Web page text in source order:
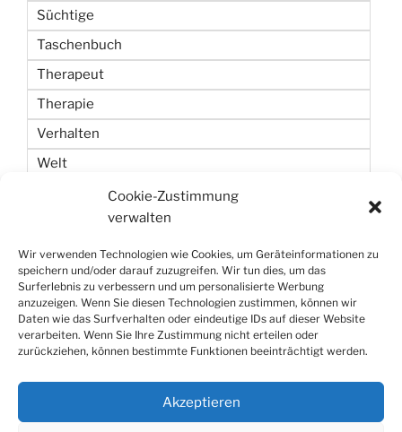
Süchtige
Taschenbuch
Therapeut
Therapie
Verhalten
Welt
Cookie-Zustimmung
verwalten
Wir verwenden Technologien wie Cookies, um Geräteinformationen zu
speichern und/oder darauf zuzugreifen. Wir tun dies, um das
Surferlebnis zu verbessern und um personalisierte Werbung
anzuzeigen. Wenn Sie diesen Technologien zustimmen, können wir
Daten wie das Surfverhalten oder eindeutige IDs auf dieser Website
verarbeiten. Wenn Sie Ihre Zustimmung nicht erteilen oder
zurückziehen, können bestimmte Funktionen beeinträchtigt werden.
Akzeptieren